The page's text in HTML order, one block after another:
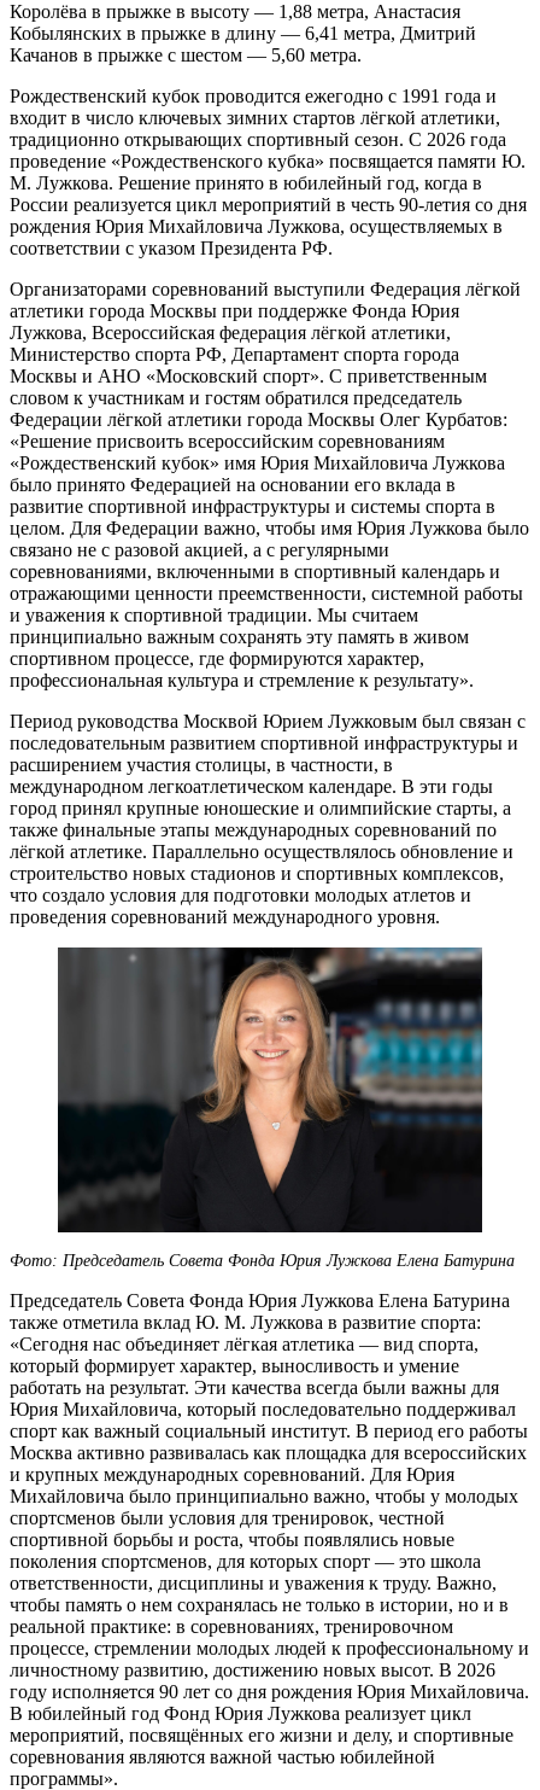
Королёва в прыжке в высоту — 1,88 метра, Анастасия
Кобылянских в прыжке в длину — 6,41 метра, Дмитрий
Качанов в прыжке с шестом — 5,60 метра.
Рождественский кубок проводится ежегодно с 1991 года и
входит в число ключевых зимних стартов лёгкой атлетики,
традиционно открывающих спортивный сезон. С 2026 года
проведение «Рождественского кубка» посвящается памяти Ю.
М. Лужкова. Решение принято в юбилейный год, когда в
России реализуется цикл мероприятий в честь 90-летия со дня
рождения Юрия Михайловича Лужкова, осуществляемых в
соответствии с указом Президента РФ.
Организаторами соревнований выступили Федерация лёгкой
атлетики города Москвы при поддержке Фонда Юрия
Лужкова, Всероссийская федерация лёгкой атлетики,
Министерство спорта РФ, Департамент спорта города
Москвы и АНО «Московский спорт». С приветственным
словом к участникам и гостям обратился председатель
Федерации лёгкой атлетики города Москвы Олег Курбатов:
«Решение присвоить всероссийским соревнованиям
«Рождественский кубок» имя Юрия Михайловича Лужкова
было принято Федерацией на основании его вклада в
развитие спортивной инфраструктуры и системы спорта в
целом. Для Федерации важно, чтобы имя Юрия Лужкова было
связано не с разовой акцией, а с регулярными
соревнованиями, включенными в спортивный календарь и
отражающими ценности преемственности, системной работы
и уважения к спортивной традиции. Мы считаем
принципиально важным сохранять эту память в живом
спортивном процессе, где формируются характер,
профессиональная культура и стремление к результату».
Период руководства Москвой Юрием Лужковым был связан с
последовательным развитием спортивной инфраструктуры и
расширением участия столицы, в частности, в
международном легкоатлетическом календаре. В эти годы
город принял крупные юношеские и олимпийские старты, а
также финальные этапы международных соревнований по
лёгкой атлетике. Параллельно осуществлялось обновление и
строительство новых стадионов и спортивных комплексов,
что создало условия для подготовки молодых атлетов и
проведения соревнований международного уровня.
Фото: Председатель Совета Фонда Юрия Лужкова Елена Батурина
Председатель Совета Фонда Юрия Лужкова Елена Батурина
также отметила вклад Ю. М. Лужкова в развитие спорта:
«Сегодня нас объединяет лёгкая атлетика — вид спорта,
который формирует характер, выносливость и умение
работать на результат. Эти качества всегда были важны для
Юрия Михайловича, который последовательно поддерживал
спорт как важный социальный институт. В период его работы
Москва активно развивалась как площадка для всероссийских
и крупных международных соревнований. Для Юрия
Михайловича было принципиально важно, чтобы у молодых
спортсменов были условия для тренировок, честной
спортивной борьбы и роста, чтобы появлялись новые
поколения спортсменов, для которых спорт — это школа
ответственности, дисциплины и уважения к труду. Важно,
чтобы память о нем сохранялась не только в истории, но и в
реальной практике: в соревнованиях, тренировочном
процессе, стремлении молодых людей к профессиональному и
личностному развитию, достижению новых высот. В 2026
году исполняется 90 лет со дня рождения Юрия Михайловича.
В юбилейный год Фонд Юрия Лужкова реализует цикл
мероприятий, посвящённых его жизни и делу, и спортивные
соревнования являются важной частью юбилейной
программы».